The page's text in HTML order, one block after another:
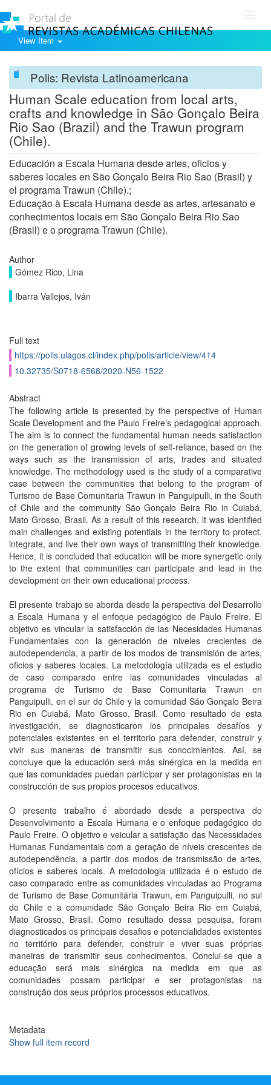
View Item
Polis: Revista Latinoamericana
Human Scale education from local arts,
crafts and knowledge in São Gonçalo Beira
Rio Sao (Brazil) and the Trawun program
(Chile).
Educación a Escala Humana desde artes, oficios y
saberes locales en São Gonçalo Beira Rio Sao (Brasil) y
el programa Trawun (Chile).;
Educação à Escala Humana desde as artes, artesanato e
conhecimentos locais em São Gonçalo Beira Rio Sao
(Brasil) e o programa Trawun (Chile).
Author
Gómez Rico, Lina
Ibarra Vallejos, Iván
Full text
https://polis.ulagos.cl/index.php/polis/article/view/414
10.32735/S0718-6568/2020-N56-1522
Abstract
The following article is presented by the perspective of Human
Scale Development and the Paulo Freire’s pedagogical approach.
The aim is to connect the fundamental human needs satisfaction
on the generation of growing levels of self-reliance, based on the
ways such as the transmission of arts, trades and situated
knowledge. The methodology used is the study of a comparative
case between the communities that belong to the program of
Turismo de Base Comunitaria Trawun in Panguipulli, in the South
of Chile and the community São Gonçalo Beira Rio in Cuiabá,
Mato Grosso, Brasil. As a result of this research, it was identified
main challenges and existing potentials in the territory to protect,
integrate, and live their own ways of transmitting their knowledge.
Hence, it is concluded that education will be more synergetic only
to the extent that communities can participate and lead in the
development on their own educational process.
El presente trabajo se aborda desde la perspectiva del Desarrollo
a Escala Humana y el enfoque pedagógico de Paulo Freire. El
objetivo es vincular la satisfacción de las Necesidades Humanas
Fundamentales con la generación de niveles crecientes de
autodependencia, a partir de los modos de transmisión de artes,
oficios y saberes locales. La metodología utilizada es el estudio
de caso comparado entre las comunidades vinculadas al
programa de Turismo de Base Comunitaria Trawun en
Panguipulli, en el sur de Chile y la comunidad São Gonçalo Beira
Rio en Cuiabá, Mato Grosso, Brasil. Como resultado de esta
investigación, se diagnosticaron los principales desafíos y
potenciales existentes en el territorio para defender, construir y
vivir sus maneras de transmitir sus conocimientos. Así, se
concluye que la educación será más sinérgica en la medida en
que las comunidades puedan participar y ser protagonistas en la
construcción de sus propios procesos educativos.
O presente trabalho é abordado desde a perspectiva do
Desenvolvimento a Escala Humana e o enfoque pedagógico do
Paulo Freire. O objetivo e veicular a satisfação das Necessidades
Humanas Fundamentais com a geração de níveis crescentes de
autodependência, a partir dos modos de transmissão de artes,
ofícios e saberes locais. A metodologia utilizada é o estudo de
caso comparado entre as comunidades vinculadas ao Programa
de Turismo de Base Comunitária Trawun, em Panguipulli, no sul
do Chile e a comunidade São Gonçalo Beira Rio em Cuiabá,
Mato Grosso, Brasil. Como resultado dessa pesquisa, foram
diagnosticados os principais desafios e potencialidades existentes
no território para defender, construir e viver suas próprias
maneiras de transmitir seus conhecimentos. Conclui-se que a
educação será mais sinérgica na medida em que as
comunidades possam participar e ser protagonistas na
construção dos seus próprios processos educativos.
Metadata
Show full item record